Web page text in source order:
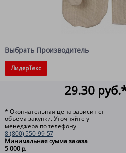
Выбрать Производитель
ЛидерТекс
29.30
* Окончательная цена зависит от
объёма закупки. Уточняйте у
менеджера по телефону
8 (800) 550-99-57
Минимальная сумма заказа
5 000 р.